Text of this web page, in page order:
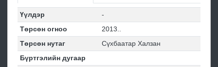
Үүлдэр
-
Төрсөн огноо
2013..
Төрсөн нутаг
Сүхбаатар Халзан
Бүртгэлийн дугаар